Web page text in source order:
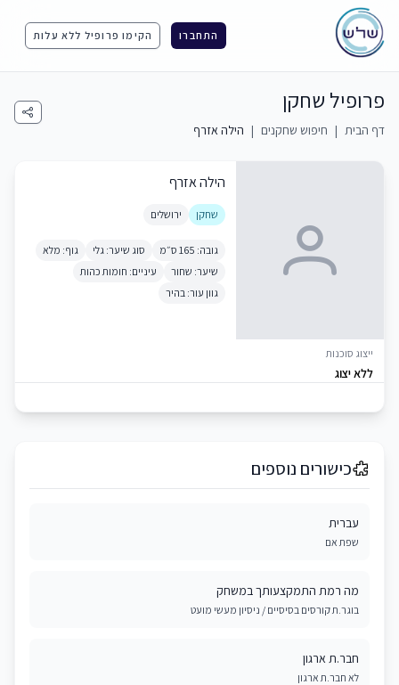
התחברו הקימו פרופיל ללא עלות
פרופיל שחקן
דף הבית | חיפוש שחקנים | הילה אזרף
ייצוג סוכנות
ללא יצוג
הילה אזרף
שחקן ירושלים
גובה: 165 ס״מ סוג שיער: גלי
גוף: מלא
שיער: שחור
עיניים: חומות כהות
גוון עור: בהיר
כישורים נוספים
עברית
שפת אם
מה רמת התמקצעותך במשחק
בוגר.ת קורסים בסיסיים / ניסיון מעשי מועט
חבר.ת ארגון
לא חבר.ת ארגון